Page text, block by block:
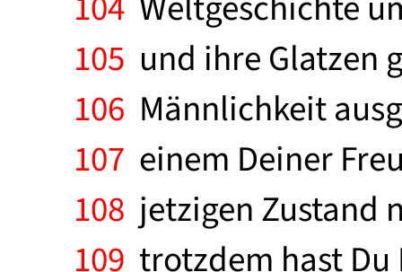
105 und ihre Glatzen
106 Männlichkeit
107 einem Deiner
108 jetzigen Zustand
109 trotzdem hast